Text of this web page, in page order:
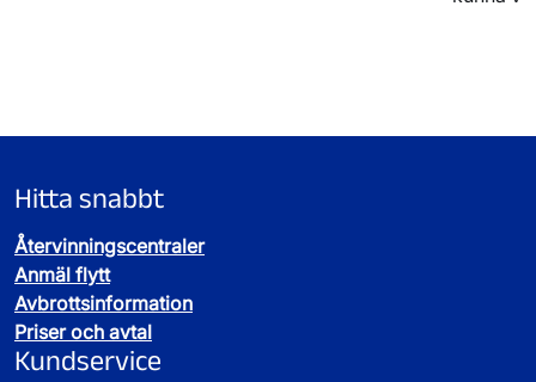
Hitta snabbt
Återvinningscentraler
Anmäl flytt
Avbrottsinformation
Priser och avtal
Kundservice